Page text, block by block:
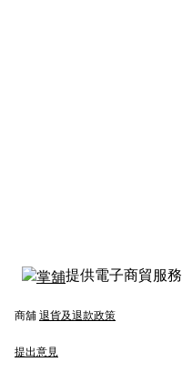
提供電子商貿服務
商舖 退貨及退款政策
提出意見